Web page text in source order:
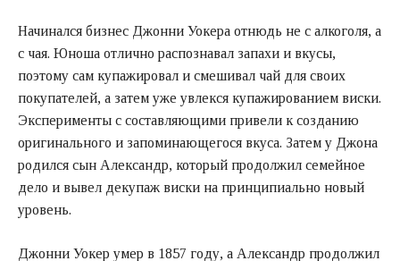
Начинался бизнес Джонни Уокера отнюдь не с алкоголя, а
с чая. Юноша отлично распознавал запахи и вкусы,
поэтому сам купажировал и смешивал чай для своих
покупателей, а затем уже увлекся купажированием виски.
Эксперименты с составляющими привели к созданию
оригинального и запоминающегося вкуса. Затем у Джона
родился сын Александр, который продолжил семейное
дело и вывел декупаж виски на принципиально новый
уровень.
Джонни Уокер умер в 1857 году, а Александр продолжил